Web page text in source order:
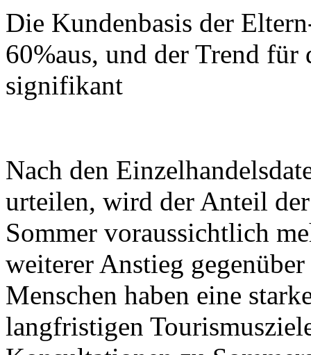
Die Kundenbasis der
60%aus, und der Trend für
signifikant
Nach den
urteilen, wird der Anteil
Sommer voraussichtlich
weiterer Anstieg
Menschen haben eine
langfristigen